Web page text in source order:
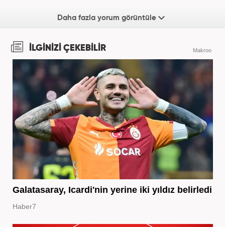
Daha fazla yorum görüntüle
İLGİNİZİ ÇEKEBİLİR Makroo
Galatasaray, Icardi'nin yerine iki yıldız belirledi
Haber7